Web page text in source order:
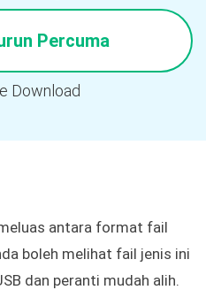
Percuma
Download
antara format fail
boleh melihat fail jenis ini
dan peranti mudah alih.